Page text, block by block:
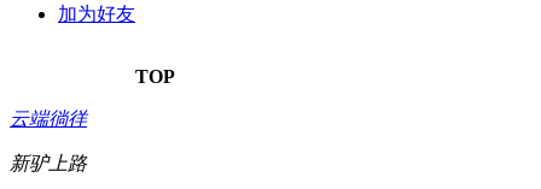
加为好友
TOP
云端徜徉
新驴上路